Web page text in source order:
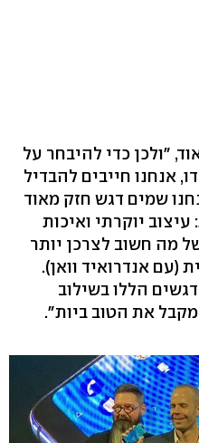
"ולכן כדי להיבחר על
אנחנו חייבים להבדיל
שמים דגש חזק מאוד
יוקרתי ואיכות
מה חשוב לצרכן יותר
(עם אנדרואיד וואן).
הללו בשילוב
את הטוב ביות".